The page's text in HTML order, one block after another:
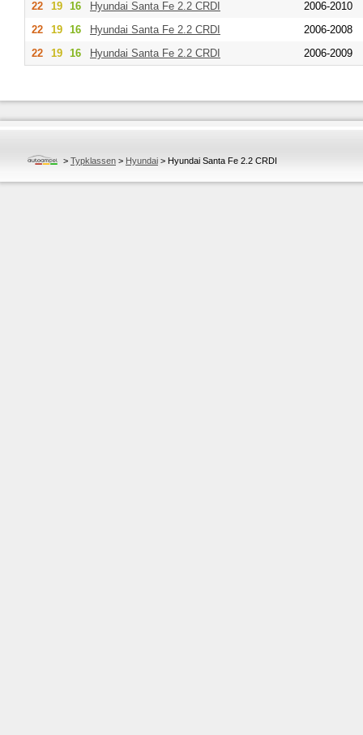
22 19 16 Hyundai Santa Fe 2.2 CRDI 2006-2010
22
19 16 Hyundai Santa Fe 2.2 CRDI 2006-2008
22
19 16 Hyundai Santa Fe 2.2 CRDI 2006-2009
> Typklassen > Hyundai > Hyundai Santa Fe 2.2 CRDI